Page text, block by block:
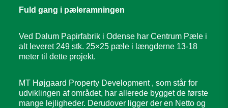
Fuld gang i pæleramningen
Ved Dalum Papirfabrik i Odense har Centrum Pæle i
alt leveret 249 stk. 25×25 pæle i længderne 13-18
meter til dette projekt.
MT Højgaard Property Development , som står for
udviklingen af området, har allerede bygget de første
mange lejligheder. Derudover ligger der en Netto og